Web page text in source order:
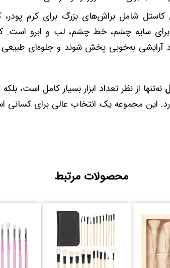
براش 22 عددی کاستل شامل براش‌های بزرگ برای کرم
سایه چشم، خط چشم، لب و ابرو است.
آرایشی به‌خوبی پخش شوند و جلوه‌ای
نه‌تنها از نظر تعداد ابزار بسیار کامل است،
این مجموعه یک انتخاب عالی برای کسانی
محصولات مرتبط